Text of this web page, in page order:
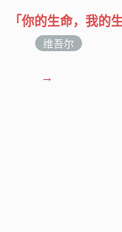
「你的生命，我的
维吾尔
→